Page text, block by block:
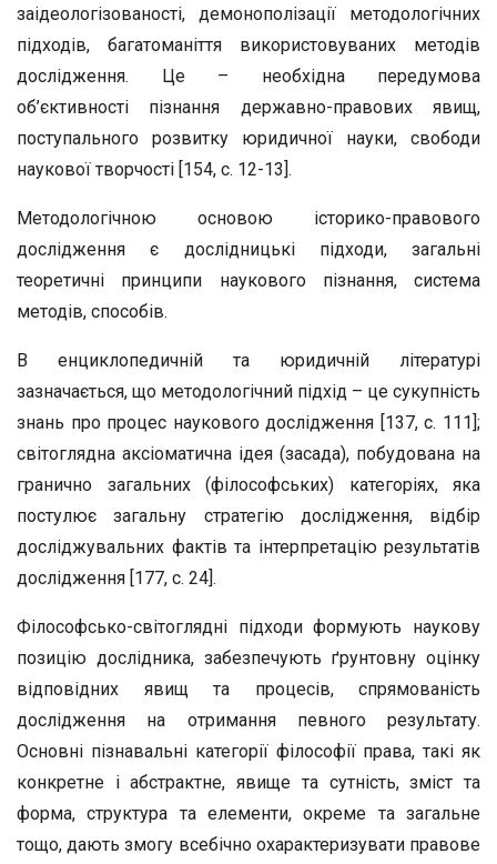
заідеологізованості, демонополізації методологічних
підходів, багатоманіття використовуваних методів
дослідження. Це – необхідна передумова
об’єктивності пізнання державно-правових явищ,
поступального розвитку юридичної науки, свободи
наукової творчості [154, с. 12-13].
Методологічною основою історико-правового
дослідження є дослідницькі підходи, загальні
теоретичні принципи наукового пізнання, система
методів, способів.
В енциклопедичній та юридичній літературі
зазначається, що методологічний підхід – це сукупність
знань про процес наукового дослідження [137, с. 111];
світоглядна аксіоматична ідея (засада), побудована на
гранично загальних (філософських) категоріях, яка
постулює загальну стратегію дослідження, відбір
досліджувальних фактів та інтерпретацію результатів
дослідження [177, с. 24].
Філософсько-світоглядні підходи формують наукову
позицію дослідника, забезпечують ґрунтовну оцінку
відповідних явищ та процесів, спрямованість
дослідження на отримання певного результату.
Основні пізнавальні категорії філософії права, такі як
конкретне і абстрактне, явище та сутність, зміст та
форма, структура та елементи, окреме та загальне
тощо, дають змогу всебічно охарактеризувати правове